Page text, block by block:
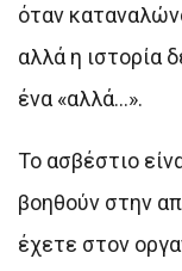
όταν
αλλά η ιστορία
ένα «αλλά…».
Το ασβέστιο
βοηθούν στην
έχετε στον